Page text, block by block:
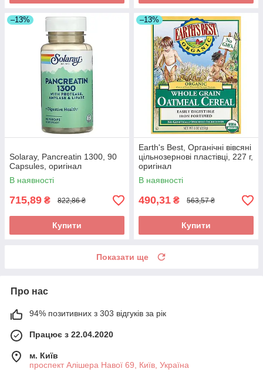
–13%
Solaray, Pancreatin 1300, 90
Capsules, оригінал
В наявності
715,89 ₴ 822,86 ₴
Купити
–13%
Earth's Best, Органічні вівсяні
цільнозернові пластівці, 227 г,
оригінал
В наявності
490,31 ₴ 563,57 ₴
Купити
Показати ще
Про нас
94% позитивних з 303 відгуків за рік
Працює з 22.04.2020
м. Київ
проспект Алішера Навої 69, Київ, Україна